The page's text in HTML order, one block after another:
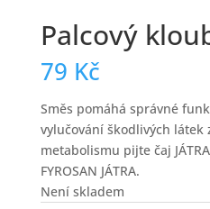
Palcový
79 Kč
Směs pomáhá správné
vylučování škodlivých látek
metabolismu pijte čaj
FYROSAN JÁTRA.
Není skladem